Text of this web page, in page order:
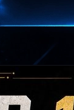
2026
mua nhất